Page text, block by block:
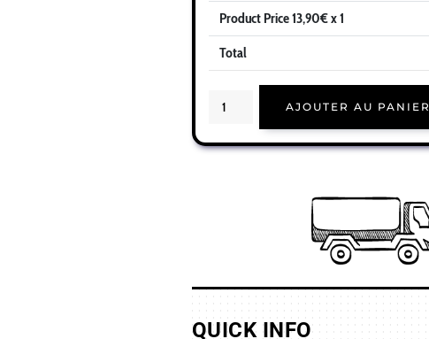
Product Price13,90€ x 1
Total
tata
|
AJOUTER AU PANIER
QUICK INFO